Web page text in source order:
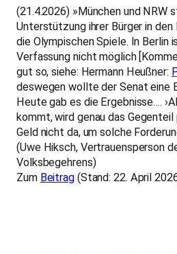
(21.4.2026) »München und NRW
Unterstützung ihrer Bürger in
die Olympischen Spiele. In Berlin
Verfassung nicht möglich
gut so, siehe: Hermann Heußner:
deswegen wollte der Senat eine
Heute gab es die Ergebnisse….
kommt, wird genau das Gegenteil
Geld nicht da, um solche
(Uwe Hiksch, Vertrauensperson
Volksbegehrens)
Zum Beitrag(Stand: 22. April